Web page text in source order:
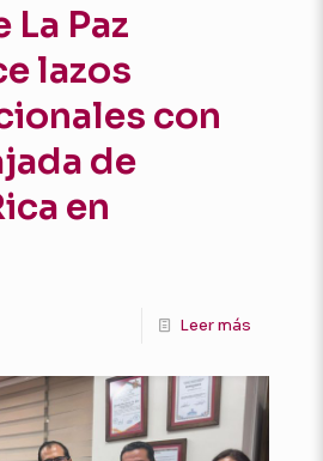
La Paz
lazos
con
de
en
Leer más